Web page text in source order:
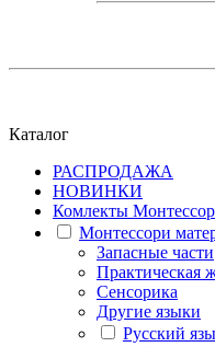
Каталог
РАСПРОДАЖА
НОВИНКИ
Комлекты
Монтессори
Запасные части
Практическая
Сенсорика
Другие языки
Русский